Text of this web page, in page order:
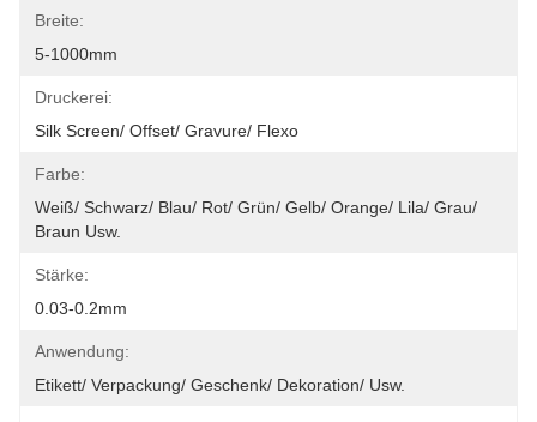
Breite:
5-1000mm
Druckerei:
Silk Screen/ Offset/ Gravure/ Flexo
Farbe:
Weiß/ Schwarz/ Blau/ Rot/ Grün/ Gelb/ Orange/ Lila/ Grau/
Braun Usw.
Stärke:
0.03-0.2mm
Anwendung:
Etikett/ Verpackung/ Geschenk/ Dekoration/ Usw.